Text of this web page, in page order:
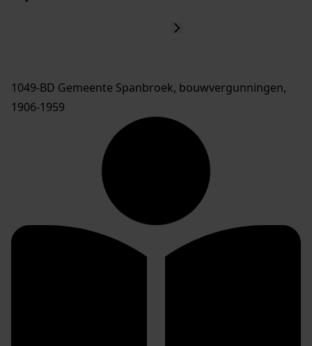
1049-BD Gemeente Spanbroek, bouwvergunningen,
1906-1959